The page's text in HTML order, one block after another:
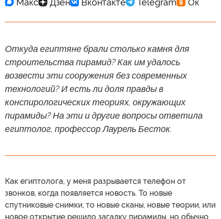
Откуда египтяне брали столько камня для
строительства пирамид? Как им удалось
возвести эти сооружения без современных
технологий? И есть ли доля правды в
конспирологических теориях, окружающих
пирамиды? На эти и другие вопросы ответила
египтолог, профессор Лаурель Бесток.
Как египтолога, у меня разрывается телефон от
звонков, когда появляется новость. То новые
спутниковые снимки, то новые сканы, новые теории, или
новое открытие решило загадку пирамиды, но обычно